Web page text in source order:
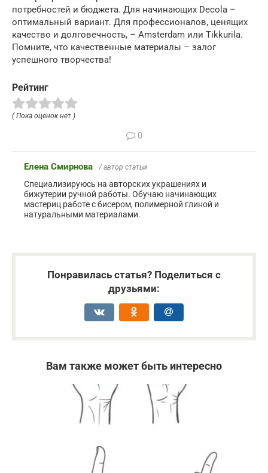
потребностей и бюджета. Для начинающих Decola –
оптимальный вариант. Для профессионалов, ценящих
качество и долговечность, – Amsterdam или Tikkurila.
Помните, что качественные материалы – залог
успешного творчества!
Рейтинг
( Пока оценок нет )
0
Елена Смирнова / автор статьи
Специализируюсь на авторских украшениях и
бижутерии ручной работы. Обучаю начинающих
мастериц работе с бисером, полимерной глиной и
натуральными материалами.
Понравилась статья? Поделиться с
друзьями:
Вам также может быть интересно